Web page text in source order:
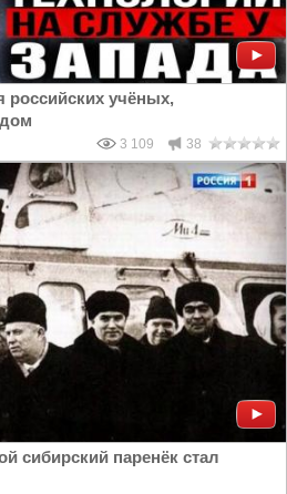
российских учёных,
3 109 38
сибирский паренёк стал